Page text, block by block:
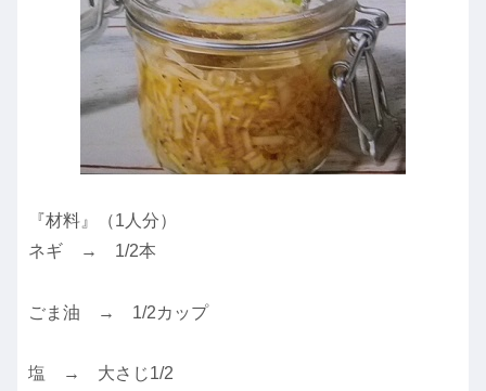
『材料』（1人分）
ネギ → 1/2本
ごま油 → 1/2カップ
塩 → 大さじ1/2